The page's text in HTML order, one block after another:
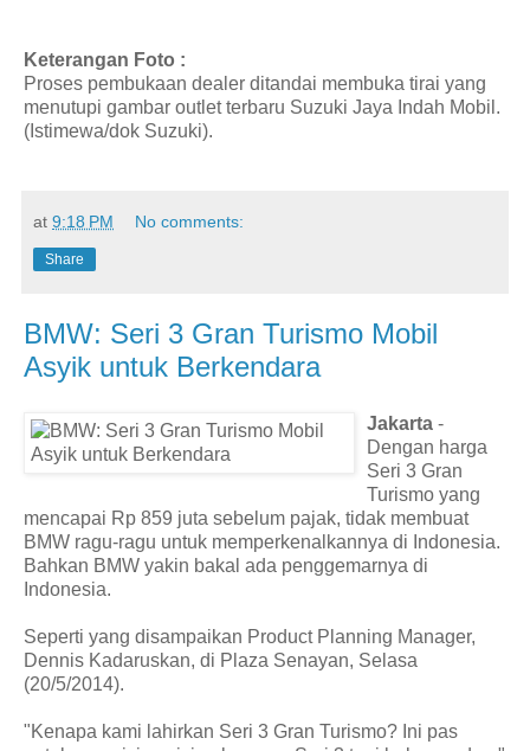
Keterangan Foto :
Proses pembukaan dealer ditandai membuka tirai yang
menutupi gambar outlet terbaru Suzuki Jaya Indah Mobil.
(Istimewa/dok Suzuki).
at 9:18 PM No comments:
Share
BMW: Seri 3 Gran Turismo Mobil
Asyik untuk Berkendara
Jakarta -
Dengan harga
Seri 3 Gran
Turismo yang
mencapai Rp 859 juta sebelum pajak, tidak membuat
BMW ragu-ragu untuk memperkenalkannya di Indonesia.
Bahkan BMW yakin bakal ada penggemarnya di
Indonesia.
Seperti yang disampaikan Product Planning Manager,
Dennis Kadaruskan, di Plaza Senayan, Selasa
(20/5/2014).
"Kenapa kami lahirkan Seri 3 Gran Turismo? Ini pas